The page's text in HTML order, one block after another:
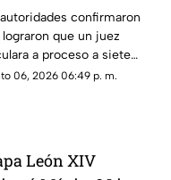
preventiva
siete personas
con
confirmaron
que un juez
a proceso a siete
que están
06, 2026 06:49 p. m.
León XIV